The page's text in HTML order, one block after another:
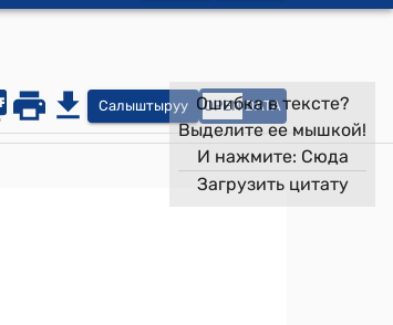
Салыштыруу OPEN DATA
Ошибка в тексте?
Выделите ее мышкой!
И нажмите: Сюда
Загрузить цитату